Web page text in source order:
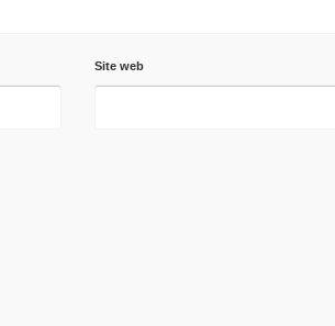
Site web